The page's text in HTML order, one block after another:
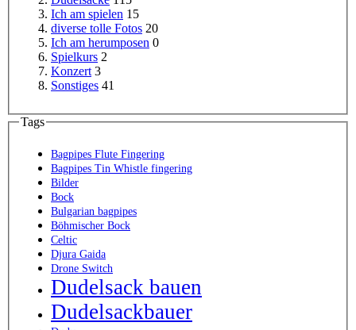
Ich am spielen 15
diverse tolle Fotos 20
Ich am herumposen 0
Spielkurs 2
Konzert 3
Sonstiges 41
Tags
Bagpipes Flute Fingering
Bagpipes Tin Whistle fingering
Bilder
Bock
Bulgarian bagpipes
Böhmischer Bock
Celtic
Djura Gaida
Drone Switch
Dudelsack bauen
Dudelsackbauer